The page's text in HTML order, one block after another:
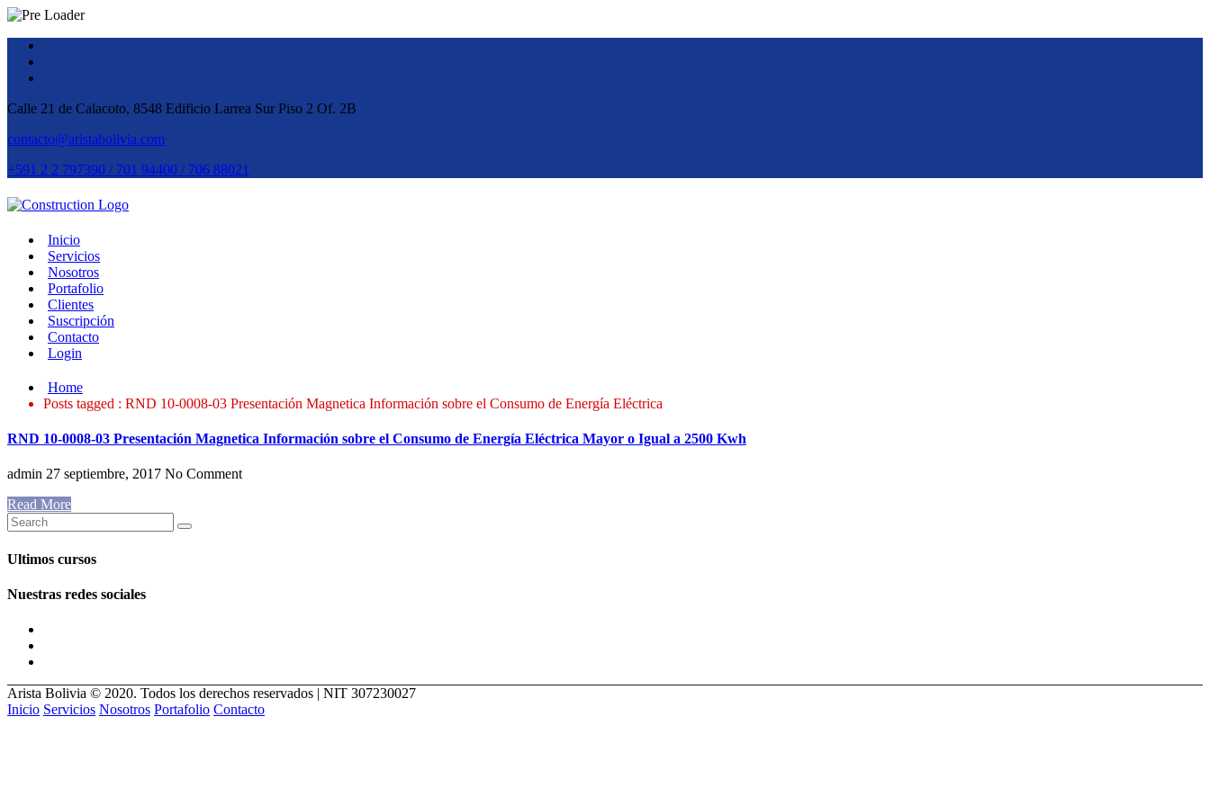
Calle 21 de Calacoto, 8548 Edificio Larrea Sur Piso 2 Of. 2B
contacto@aristabolivia.com
+591 2 2 797390 / 701 94400 / 706 88021
Inicio
Servicios
Nosotros
Portafolio
Clientes
Suscripción
Contacto
Login
Home
Posts tagged : RND 10-0008-03 Presentación Magnetica Información sobre el Consumo de Energía Eléctrica
RND 10-0008-03 Presentación Magnetica Información sobre el Consumo de Energía Eléctrica Mayor o Igual a 2500 Kwh
admin 27 septiembre, 2017 No Comment
Read More
Ultimos cursos
Nuestras redes sociales
Arista Bolivia © 2020. Todos los derechos reservados | NIT 307230027
Inicio Servicios Nosotros Portafolio Contacto